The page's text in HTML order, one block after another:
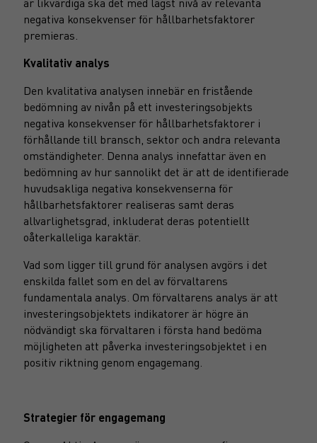
negativa konsekvenser för hållbarhetsfaktorer
premieras.
Kvalitativ analys
Den kvalitativa analysen innebär en fristående
bedömning av nivån på ett investeringsobjekts
negativa konsekvenser för hållbarhetsfaktorer i
förhållande till bransch, sektor och andra relevanta
omständigheter. Denna analys innefattar även en
bedömning av hur sannolikt det är att de identifierade
huvudsakliga negativa konsekvenserna för
hållbarhetsfaktorer realiseras samt deras
allvarlighetsgrad, inkluderat deras potentiellt
oåterkalleliga karaktär.
Vad som ligger till grund för analysen avgörs i det
enskilda fallet som en del av förvaltarens
fundamentala analys. Om förvaltarens analys är att
investeringsobjektets indikatorer är högre än
nödvändigt ska förvaltaren i första hand bedöma
möjligheten att påverka investeringsobjektet i en
positiv riktning genom engagemang.
Strategier för engagemang